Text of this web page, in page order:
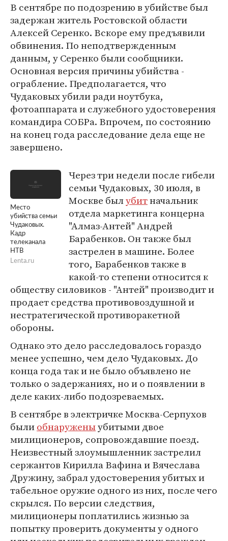
В сентябре по подозрению в убийстве был
задержан житель Ростовской области
Алексей Серенко. Вскоре ему предъявили
обвинения. По неподтвержденным
данным, у Серенко были сообщники.
Основная версия причины убийства -
ограбление. Предполагается, что
Чудаковых убили ради ноутбука,
фотоаппарата и служебного удостоверения
командира СОБРа. Впрочем, по состоянию
на конец года расследование дела еще не
завершено.
Место
убийства семьи
Чудаковых.
Кадр
телеканала
НТВ
Lenta.ru
Через три недели после гибели
семьи Чудаковых, 30 июля, в
Москве былубитначальник
отдела маркетинга концерна
"Алмаз-Антей" Андрей
Барабенков. Он также был
застрелен в машине. Более
того, Барабенков также в
какой-то степени относится к
обществу силовиков - "Антей" производит и
продает средства противовоздушной и
нестратегической противоракетной
обороны.
Однако это дело расследовалось гораздо
менее успешно, чем дело Чудаковых. До
конца года так и не было объявлено не
только о задержаниях, но и о появлении в
деле каких-либо подозреваемых.
В сентябре в электричке Москва-Серпухов
былиобнаруженыубитыми двое
милиционеров, сопровождавшие поезд.
Неизвестный злоумышленник застрелил
сержантов Кирилла Вафина и Вячеслава
Дружину, забрал удостоверения убитых и
табельное оружие одного из них, после чего
скрылся. По версии следствия,
милиционеры поплатились жизнью за
попытку проверить документы у одного